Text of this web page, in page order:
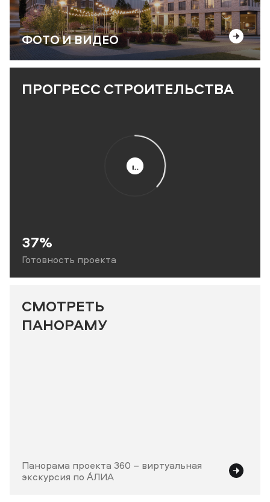
ФОТО И ВИДЕО
ПРОГРЕСС СТРОИТЕЛЬСТВА
37%
Готовность проекта
СМОТРЕТЬ
ПАНОРАМУ
Панорама проекта 360 – виртуальная
экскурсия по А́ЛИА